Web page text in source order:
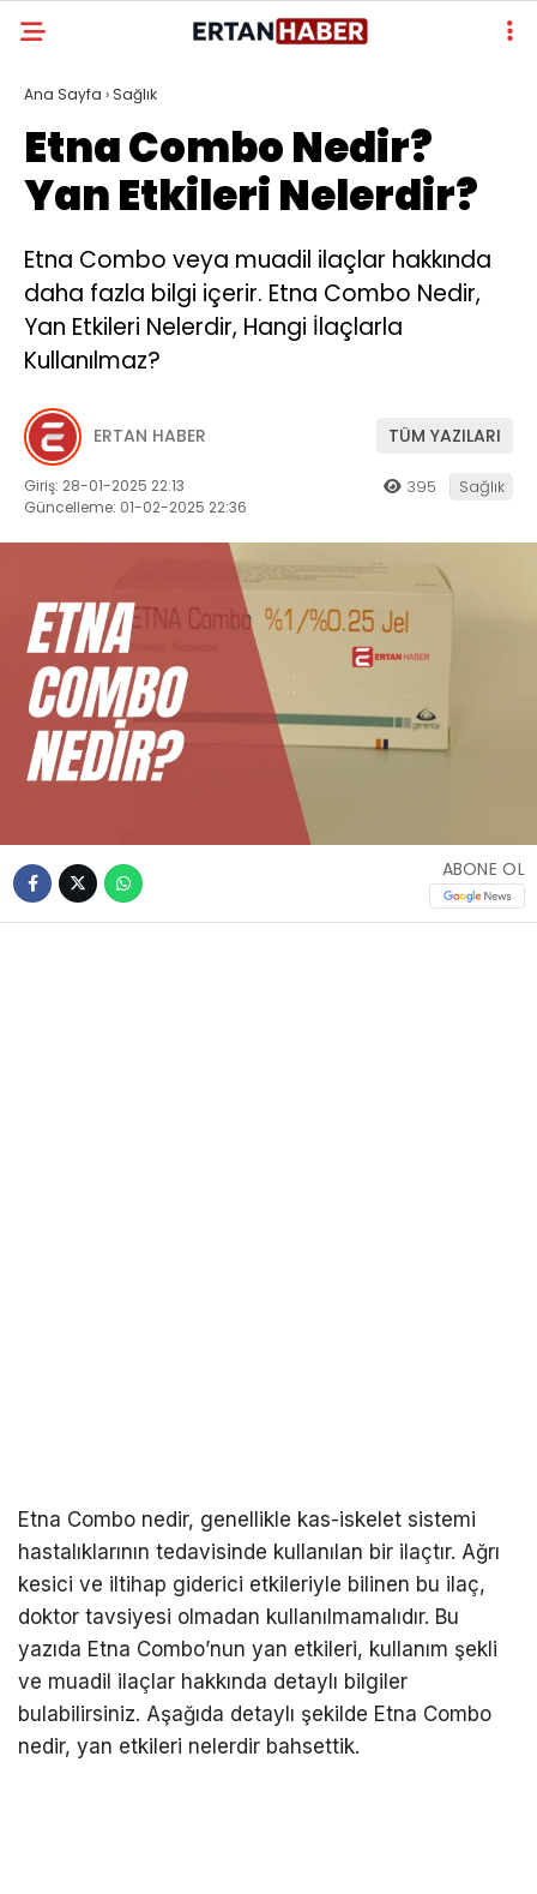
Ana Sayfa › Sağlık
Etna Combo Nedir?
Yan Etkileri Nelerdir?
Etna Combo veya muadil ilaçlar hakkında
daha fazla bilgi içerir. Etna Combo Nedir,
Yan Etkileri Nelerdir, Hangi İlaçlarla
Kullanılmaz?
ERTAN HABER TÜM YAZILARI
Giriş: 28-01-2025 22:13
Güncelleme: 01-02-2025 22:36
395 Sağlık
ABONE OL
Etna Combo nedir, genellikle kas-iskelet sistemi
hastalıklarının tedavisinde kullanılan bir ilaçtır. Ağrı
kesici ve iltihap giderici etkileriyle bilinen bu ilaç,
doktor tavsiyesi olmadan kullanılmamalıdır. Bu
yazıda Etna Combo’nun yan etkileri, kullanım şekli
ve muadil ilaçlar hakkında detaylı bilgiler
bulabilirsiniz. Aşağıda detaylı şekilde Etna Combo
nedir, yan etkileri nelerdir bahsettik.